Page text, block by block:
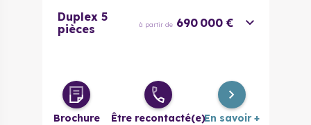
Duplex 5
pièces
à partir de 690 000 €
Brochure Être recontacté(e)En savoir +